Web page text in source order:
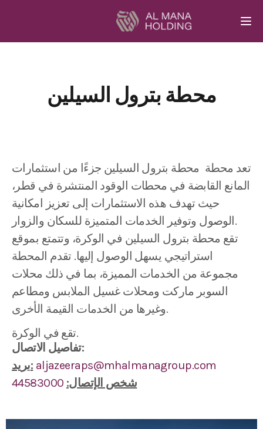
محطة بترول السيلين
تعد محطة محطة بترول السيلين جزءًا من استثمارات
المانع القابضة في محطات الوقود المنتشرة في قطر،
حيث تهدف هذه الاستثمارات إلى تعزيز امكانية
الوصول وتوفير الخدمات المتميزة للسكان والزوار.
تقع محطة بترول السيلين في الوكرة، وتتمتع بموقع
استراتيجي يسهل الوصول إليها. تقدم المحطة
مجموعة من الخدمات المميزة، بما في ذلك محلات
السوبر ماركت ومحلات غسيل الملابس ومطاعم
وغيرها من الخدمات القيمة الأخرى.
تقع في الوكرة.
تفاصيل الاتصال:
بريد: aljazeeraps@mhalmanagroup.com
شخص الإتصال: 44583000